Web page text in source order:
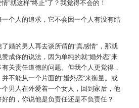
”就这样“终止”了？我觉得不会的！
个人的追求，它不会因一个人有没有结
的男人再去谈所谓的“真感情”，那就
成你的说法，因为单纯的就“婚外恋”来
关责任道德的问题。但我个人更觉得，
不能从一个片面的“婚外恋”来衡量。或
男人在外爱着一个女人，回到家后，他
的，你说他是负责任还是不负责任？